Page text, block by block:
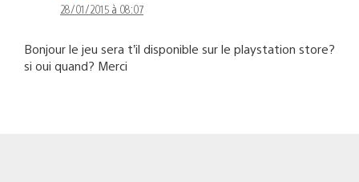
28/01/2015 à 08:07
Bonjour le jeu sera t’il disponible sur le playstation store?
si oui quand? Merci